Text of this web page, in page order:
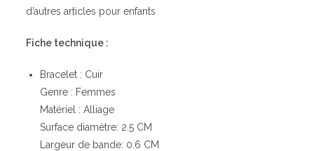
d’autres articles pour enfants
Fiche technique :
Bracelet : Cuir
Genre : Femmes
Matériel : Alliage
Surface diamètre: 2.5 CM
Largeur de bande: 0.6 CM